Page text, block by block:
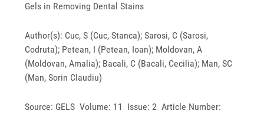
Gels in Removing Dental Stains
Author(s): Cuc, S (Cuc, Stanca); Sarosi, C (Sarosi,
Codruta); Petean, I (Petean, Ioan); Moldovan, A
(Moldovan, Amalia); Bacali, C (Bacali, Cecilia); Man, SC
(Man, Sorin Claudiu)
Source: GELS Volume: 11 Issue: 2 Article Number: